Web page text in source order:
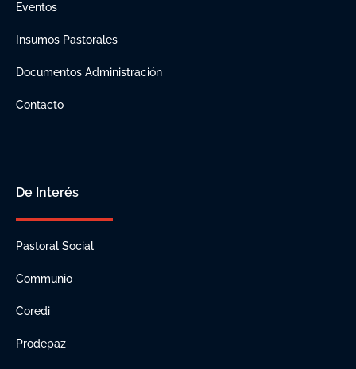
Eventos
Insumos Pastorales
Documentos Administración
Contacto
De Interés
Pastoral Social
Communio
Coredi
Prodepaz